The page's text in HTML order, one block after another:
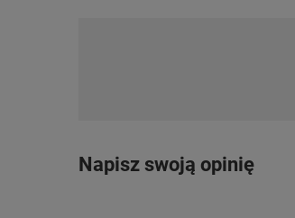
Napisz swoją opinię